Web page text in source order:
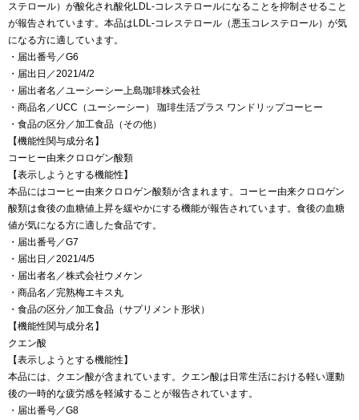
ステロール）が酸化され酸化LDL-コレステロールになることを抑制させること
が報告されています。本品はLDL-コレステロール（悪玉コレステロール）が気
になる方に適しています。
・届出番号／G6
・届出日／2021/4/2
・届出者名／ユーシーシー上島珈琲株式会社
・商品名／UCC（ユーシーシー） 珈琲生活プラス ワンドリップコーヒー
・食品の区分／加工食品（その他）
【機能性関与成分名】
コーヒー由来クロロゲン酸類
【表示しようとする機能性】
本品にはコーヒー由来クロロゲン酸類が含まれます。コーヒー由来クロロゲン
酸類は食後の血糖値上昇を緩やかにする機能が報告されています。食後の血糖
値が気になる方に適した食品です。
・届出番号／G7
・届出日／2021/4/5
・届出者名／株式会社ウメケン
・商品名／完熟梅エキス丸
・食品の区分／加工食品（サプリメント形状）
【機能性関与成分名】
クエン酸
【表示しようとする機能性】
本品には、クエン酸が含まれています。クエン酸は日常生活における軽い運動
後の一時的な疲労感を軽減することが報告されています。
・届出番号／G8